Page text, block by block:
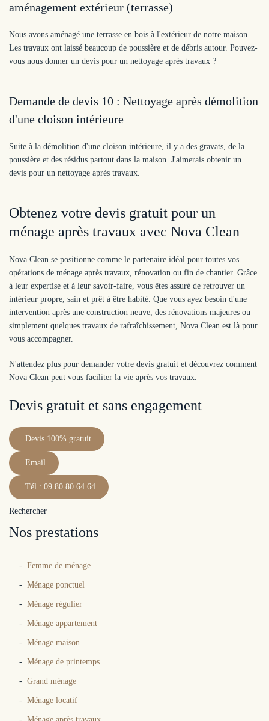
aménagement extérieur (terrasse)
Nous avons aménagé une terrasse en bois à l'extérieur de notre maison.
Les travaux ont laissé beaucoup de poussière et de débris autour. Pouvez-
vous nous donner un devis pour un nettoyage après travaux ?
Demande de devis 10 : Nettoyage après démolition
d'une cloison intérieure
Suite à la démolition d'une cloison intérieure, il y a des gravats, de la
poussière et des résidus partout dans la maison. J'aimerais obtenir un
devis pour un nettoyage après travaux.
Obtenez votre devis gratuit pour un
ménage après travaux avec Nova Clean
Nova Clean se positionne comme le partenaire idéal pour toutes vos
opérations de ménage après travaux, rénovation ou fin de chantier. Grâce
à leur expertise et à leur savoir-faire, vous êtes assuré de retrouver un
intérieur propre, sain et prêt à être habité. Que vous ayez besoin d'une
intervention après une construction neuve, des rénovations majeures ou
simplement quelques travaux de rafraîchissement, Nova Clean est là pour
vous accompagner.
N'attendez plus pour demander votre devis gratuit et découvrez comment
Nova Clean peut vous faciliter la vie après vos travaux.
Devis gratuit et sans engagement
Devis 100% gratuit
Email
Tél : 09 80 80 64 64
Nos prestations
Femme de ménage
Ménage ponctuel
Ménage régulier
Ménage appartement
Ménage maison
Ménage de printemps
Grand ménage
Ménage locatif